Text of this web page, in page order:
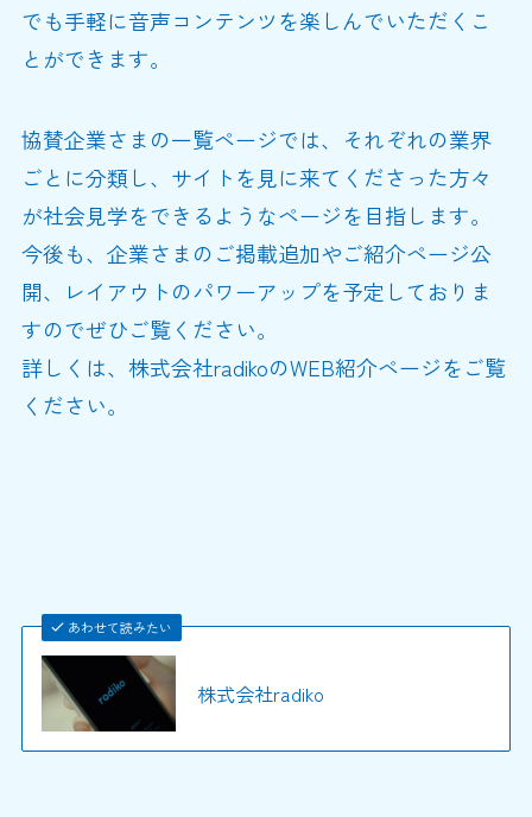
でも手軽に音声コンテンツを楽しんでいただくこ
とができます。
協賛企業さまの一覧ページでは、それぞれの業界
ごとに分類し、サイトを見に来てくださった方々
が社会見学をできるようなページを目指します。
今後も、企業さまのご掲載追加やご紹介ページ公
開、レイアウトのパワーアップを予定しておりま
すのでぜひご覧ください。
詳しくは、株式会社radikoのWEB紹介ページをご覧
ください。
あわせて読みたい
株式会社radiko